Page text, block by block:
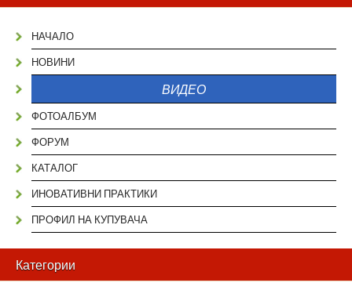
НАЧАЛО
НОВИНИ
ВИДЕО
ФОТОАЛБУМ
ФОРУМ
КАТАЛОГ
ИНОВАТИВНИ ПРАКТИКИ
ПРОФИЛ НА КУПУВАЧА
Категории